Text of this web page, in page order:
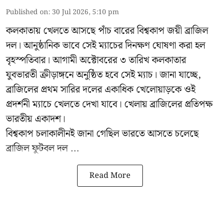
Published on: 30 Jul 2026, 5:10 pm
কলকাতায় খেলতে আসছে পাঁচ বারের বিশ্বকাপ জয়ী ব্রাজিল
দল। আনুষ্ঠানিক ভাবে সেই ম্যাচের দিনক্ষণ ঘোষণা করা হল
বৃহস্পতিবার। আগামী অক্টোবরের ৩ তারিখ কলকাতার
যুবভারতী ক্রীড়াঙ্গনে অনুষ্ঠিত হবে সেই ম্যাচ। জানা যাচ্ছে,
ব্রাজিলের প্রথম সারির দলের একাধিক খেলোয়াড়কে ওই
প্রদর্শনী ম্যাচে খেলতে দেখা যাবে। খেলায় ব্রাজিলের প্রতিপক্ষ
ভারতীয় একাদশ।
বিশ্বকাপ চলাকালীনই জানা গেছিল ভারতে আসতে চলেছে
ব্রাজিল ফুটবল দল ...
Read More